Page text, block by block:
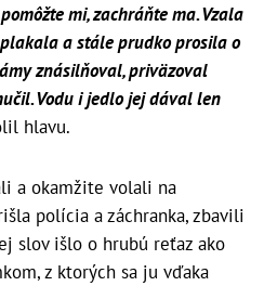
mi, zachráňte ma. Vzala
a stále prudko prosila o
znásilňoval, priväzoval
Vodu i jedlo jej dával len
hlavu.
a okamžite volali na
polícia a záchranka, zbavili
slov išlo o hrubú reťaz ako
z ktorých sa ju vďaka